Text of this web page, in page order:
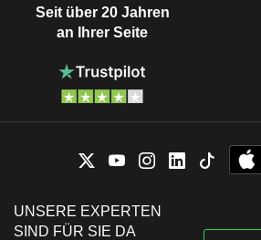
Seit über 20 Jahren
an Ihrer Seite
UNSERE EXPERTEN
SIND FÜR SIE DA